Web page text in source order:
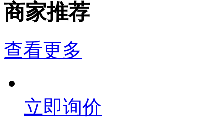
商家推荐
查看更多
立即询价